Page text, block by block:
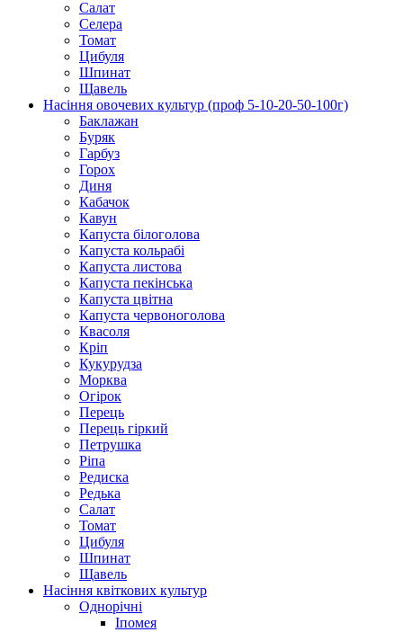
Салат
Селера
Томат
Цибуля
Шпинат
Щавель
Насіння овочевих культур (проф 5-10-20-50-100г)
Баклажан
Буряк
Гарбуз
Горох
Диня
Кабачок
Кавун
Капуста білоголова
Капуста кольрабі
Капуста листова
Капуста пекінська
Капуста цвітна
Капуста червоноголова
Квасоля
Кріп
Кукурудза
Морква
Огірок
Перець
Перець гіркий
Петрушка
Ріпа
Редиска
Редька
Салат
Томат
Цибуля
Шпинат
Щавель
Насіння квіткових культур
Однорічні
Іпомея